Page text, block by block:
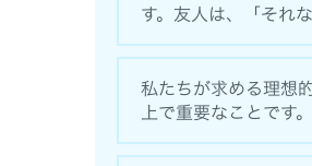
す。友人は、「それ
私たちが求める理想
上で重要なことです。